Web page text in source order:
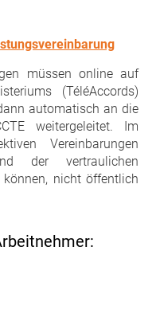
müssen online auf
(TéléAccords)
automatisch an die
weitergeleitet. Im
Vereinbarungen
der vertraulichen
nicht öffentlich